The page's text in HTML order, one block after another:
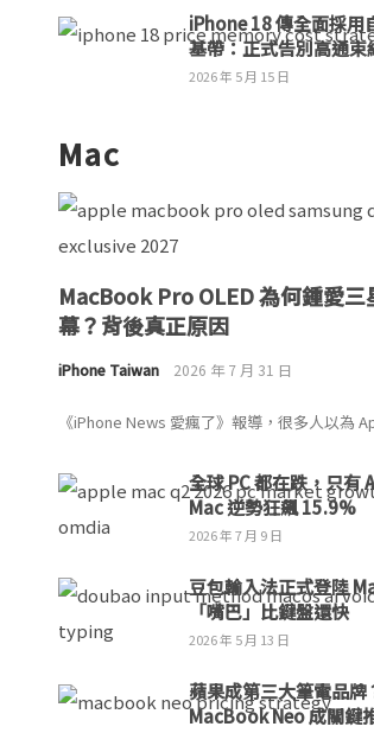
iPhone 18 傳全面採用
基帶：正式告別高通束
2026 年 5 月 15 日
Mac
MacBook Pro OLED 為何鍾愛三
幕？背後真正原因
iPhone Taiwan 2026 年 7 月 31 日
《iPhone News 愛瘋了》報導，很多人以為
全球 PC 都在跌，只有
Mac 逆勢狂飆 15.9%
2026 年 7 月 9 日
豆包輸入法正式登陸
「嘴巴」比鍵盤還快
2026 年 5 月 13 日
蘋果成第三大筆電品牌
MacBook Neo 成關鍵